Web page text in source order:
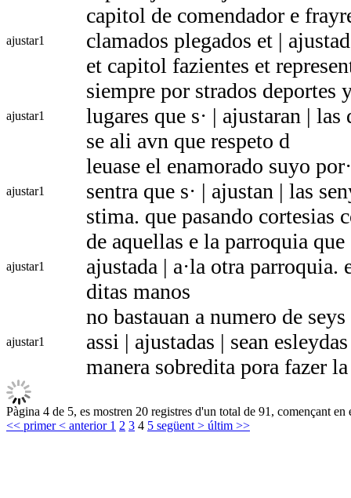
ajustar1
capitol de comendador e
clamados plegados et |
et capitol fazientes et
ajustar1
siempre por strados deportes
lugares que s· | ajustaran |
se ali avn que respeto d
ajustar1
leuase el enamorado suyo
sentra que s· | ajustan | las
stima. que pasando cortesias
ajustar1
de aquellas e la parroquia
ajustada | a·la otra parroquia.
ditas manos
ajustar1
no bastauan a numero de
assi | ajustadas | sean
manera sobredita pora fazer la
Pàgina 4 de 5, es mostren 20 registres d'un total de 91, començant
<< primer< anterior 1 2 3 4 5 següent > últim >>